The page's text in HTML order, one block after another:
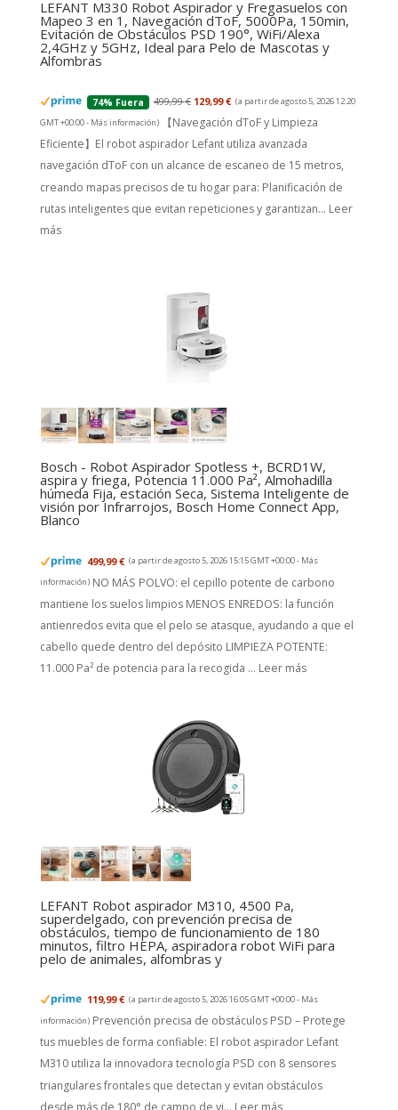
LEFANT M330 Robot Aspirador y Fregasuelos con
Mapeo 3 en 1, Navegación dToF, 5000Pa, 150min,
Evitación de Obstáculos PSD 190°, WiFi/Alexa
2,4GHz y 5GHz, Ideal para Pelo de Mascotas y
Alfombras
74% Fuera 499,99 € 129,99 € (a partir de agosto 5, 2026 12:20
GMT +00:00 - Más información)
【Navegación dToF y Limpieza
Eficiente】El robot aspirador Lefant utiliza avanzada
navegación dToF con un alcance de escaneo de 15 metros,
creando mapas precisos de tu hogar para: Planificación de
rutas inteligentes que evitan repeticiones y garantizan... Leer
más
Bosch - Robot Aspirador Spotless +, BCRD1W,
aspira y friega, Potencia 11.000 Pa², Almohadilla
húmeda Fija, estación Seca, Sistema Inteligente de
visión por Infrarrojos, Bosch Home Connect App,
Blanco
499,99 € (a partir de agosto 5, 2026 15:15 GMT +00:00 - Más
información) NO MÁS POLVO: el cepillo potente de carbono
mantiene los suelos limpios MENOS ENREDOS: la función
antienredos evita que el pelo se atasque, ayudando a que el
cabello quede dentro del depósito LIMPIEZA POTENTE:
11.000 Pa² de potencia para la recogida ... Leer más
LEFANT Robot aspirador M310, 4500 Pa,
superdelgado, con prevención precisa de
obstáculos, tiempo de funcionamiento de 180
minutos, filtro HEPA, aspiradora robot WiFi para
pelo de animales, alfombras y
119,99 € (a partir de agosto 5, 2026 16:05 GMT +00:00 - Más
información) Prevención precisa de obstáculos PSD – Protege
tus muebles de forma confiable: El robot aspirador Lefant
M310 utiliza la innovadora tecnología PSD con 8 sensores
triangulares frontales que detectan y evitan obstáculos
desde más de 180° de campo de vi... Leer más